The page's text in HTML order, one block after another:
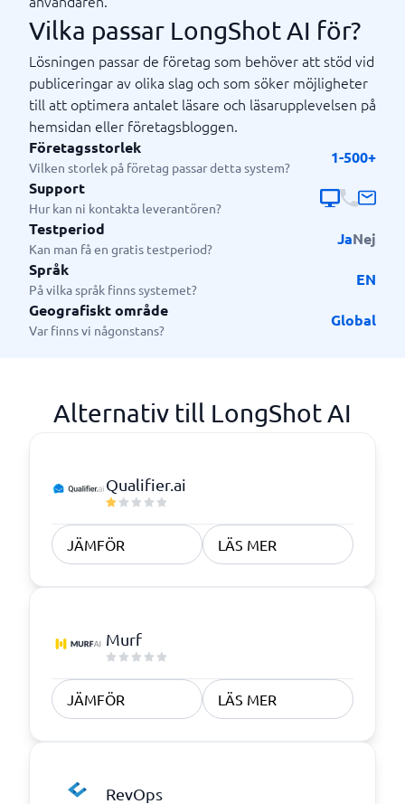
Vilka passar LongShot AI för?
Lösningen passar de företag som behöver att stöd vid
publiceringar av olika slag och som söker möjligheter
till att optimera antalet läsare och läsarupplevelsen på
hemsidan eller företagsbloggen.
Företagsstorlek
Vilken storlek på företag passar detta system?
1-500+
Support
Hur kan ni kontakta leverantören?
Testperiod
Kan man få en gratis testperiod?
JaNej
Språk
På vilka språk finns systemet?
EN
Geografiskt område
Var finns vi någonstans?
Global
Alternativ till LongShot AI
Qualifier.ai
JÄMFÖR LÄS MER
Murf
JÄMFÖR LÄS MER
RevOps